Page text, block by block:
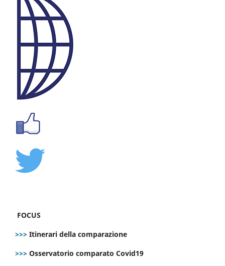
FOCUS
>>> Itinerari della comparazione
>>> Osservatorio comparato Covid19